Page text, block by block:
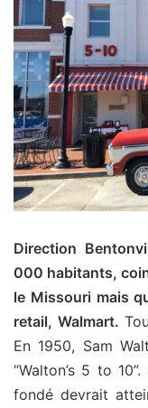
Direction
000 habitants,
le Missouri mais
retail, Walmart.
En 1950, Sam
“Walton’s 5 to
fondé devrait